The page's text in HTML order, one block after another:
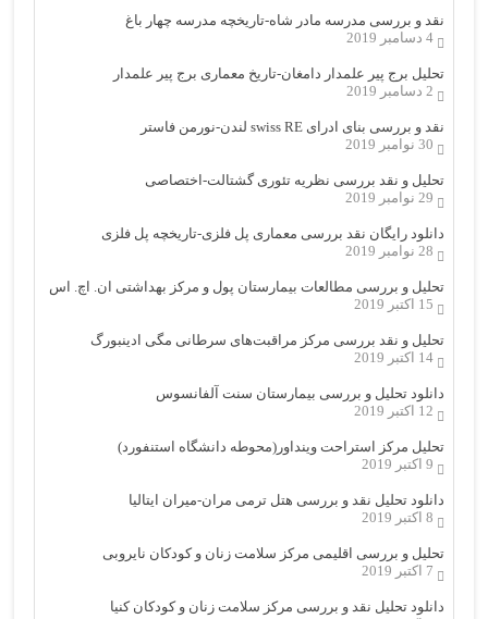
نقد و بررسی مدرسه مادر شاه-تاریخچه مدرسه چهار باغ
4 دسامبر 2019
تحلیل برج پیر علمدار دامغان-تاریخ معماری برج پیر علمدار
2 دسامبر 2019
نقد و بررسی بنای ادرای swiss RE لندن-نورمن فاستر
30 نوامبر 2019
تحلیل و نقد بررسی نظریه تئوری گشتالت-اختصاصی
29 نوامبر 2019
دانلود رایگان نقد بررسی معماری پل فلزی-تاریخچه پل فلزی
28 نوامبر 2019
تحلیل و بررسی مطالعات بیمارستان پول و مرکز بهداشتی ان. اچ. اس
15 اکتبر 2019
تحلیل و نقد بررسی مرکز مراقبت‌های سرطانی مگی ادینبورگ
14 اکتبر 2019
دانلود تحلیل و بررسی بیمارستان سنت آلفانسوس
12 اکتبر 2019
تحلیل مرکز استراحت وینداور(محوطه دانشگاه استنفورد)
9 اکتبر 2019
دانلود تحلیل نقد و بررسی هتل ترمی مران-میران ایتالیا
8 اکتبر 2019
تحلیل و بررسی اقلیمی مرکز سلامت زنان و کودکان نایروبی
7 اکتبر 2019
دانلود تحلیل نقد و بررسی مرکز سلامت زنان و کودکان کنیا